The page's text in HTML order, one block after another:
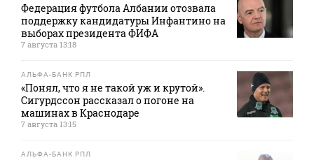
Федерация футбола Албании отозвала
поддержку кандидатуры Инфантино на
выборах президента ФИФА
7 августа 13:18
АЛЬФА-БАНК РПЛ
«Понял, что я не такой уж и крутой».
Сигурдссон рассказал о погоне на
машинах в Краснодаре
7 августа 13:15
АЛЬФА-БАНК РПЛ